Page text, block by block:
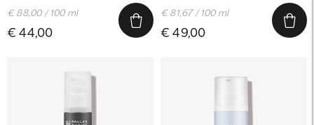
€ 44,00
€ 88,00 / 100 ml
€ 49,00
€ 81,67 / 100 ml